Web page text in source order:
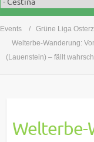
n
Events
Grüne Liga
Welterbe-Wanderung:
(Lauenstein) – fällt
Welterbe-